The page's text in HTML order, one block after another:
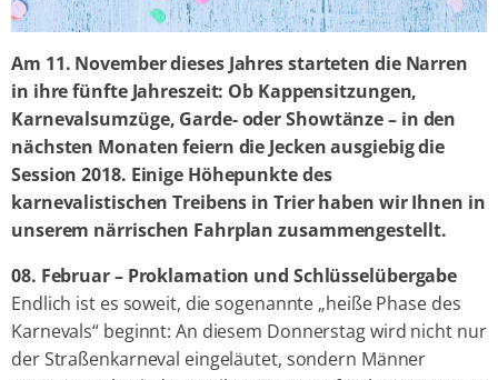
Am 11. November dieses Jahres starteten die Narren
in ihre fünfte Jahreszeit: Ob Kappensitzungen,
Karnevalsumzüge, Garde- oder Showtänze – in den
nächsten Monaten feiern die Jecken ausgiebig die
Session 2018. Einige Höhepunkte des
karnevalistischen Treibens in Trier haben wir Ihnen in
unserem närrischen Fahrplan zusammengestellt.
08. Februar – Proklamation und Schlüsselübergabe
Endlich ist es soweit, die sogenannte „heiße Phase des
Karnevals“ beginnt: An diesem Donnerstag wird nicht nur
der Straßenkarneval eingeläutet, sondern Männer